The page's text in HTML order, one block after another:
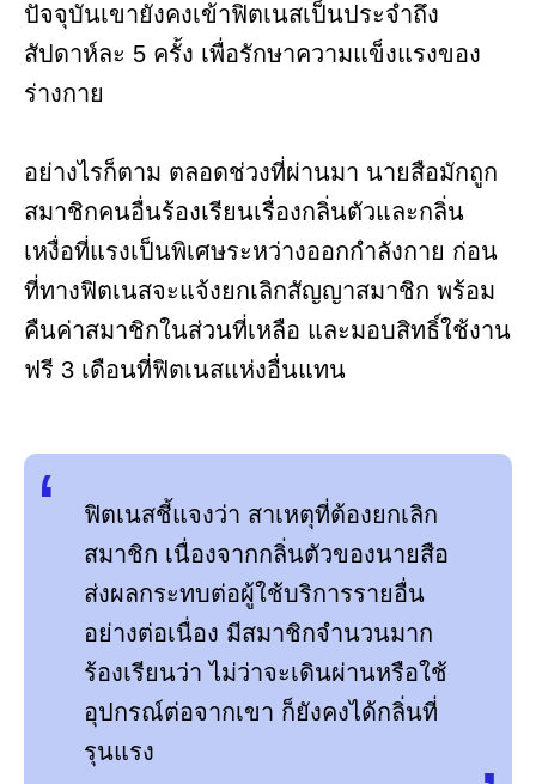
ปัจจุบันเขายังคงเข้าฟิตเนสเป็นประจำถึง
สัปดาห์ละ 5 ครั้ง เพื่อรักษาความแข็งแรงของ
ร่างกาย
อย่างไรก็ตาม ตลอดช่วงที่ผ่านมา นายสือมักถูก
สมาชิกคนอื่นร้องเรียนเรื่องกลิ่นตัวและกลิ่น
เหงื่อที่แรงเป็นพิเศษระหว่างออกกำลังกาย ก่อน
ที่ทางฟิตเนสจะแจ้งยกเลิกสัญญาสมาชิก พร้อม
คืนค่าสมาชิกในส่วนที่เหลือ และมอบสิทธิ์ใช้งาน
ฟรี 3 เดือนที่ฟิตเนสแห่งอื่นแทน
ฟิตเนสชี้แจงว่า สาเหตุที่ต้องยกเลิก
สมาชิก เนื่องจากกลิ่นตัวของนายสือ
ส่งผลกระทบต่อผู้ใช้บริการรายอื่น
อย่างต่อเนื่อง มีสมาชิกจำนวนมาก
ร้องเรียนว่า ไม่ว่าจะเดินผ่านหรือใช้
อุปกรณ์ต่อจากเขา ก็ยังคงได้กลิ่นที่
รุนแรง